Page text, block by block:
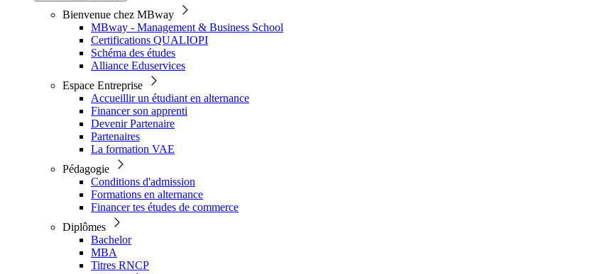
Bienvenue chez MBway
MBway - Management & Business School
Certifications QUALIOPI
Schéma des études
Alliance Eduservices
Espace Entreprise
Accueillir un étudiant en alternance
Financer son apprenti
Devenir Partenaire
Partenaires
La formation VAE
Pédagogie
Conditions d'admission
Formations en alternance
Financer tes études de commerce
Diplômes
Bachelor
MBA
Titres RNCP